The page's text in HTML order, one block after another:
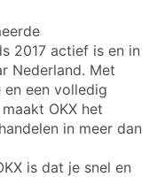
2017 actief is en in
Nederland. Met
een volledig
OKX het
in meer dan
is dat je snel en